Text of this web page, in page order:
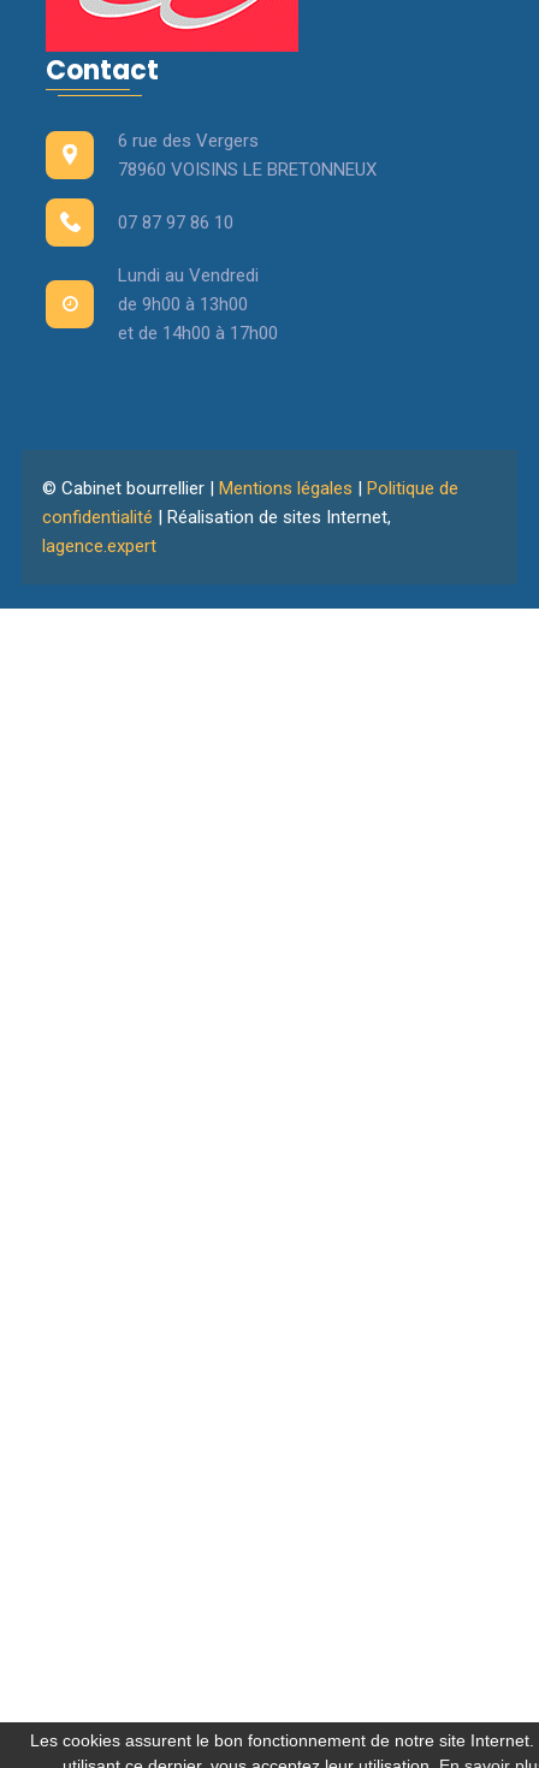
Contact
6 rue des Vergers
78960 VOISINS LE BRETONNEUX
07 87 97 86 10
Lundi au Vendredi
de 9h00 à 13h00
et de 14h00 à 17h00
© Cabinet bourrellier | Mentions légales | Politique de
confidentialité | Réalisation de sites Internet,
lagence.expert
Les cookies assurent le bon fonctionnement de notre site Internet.